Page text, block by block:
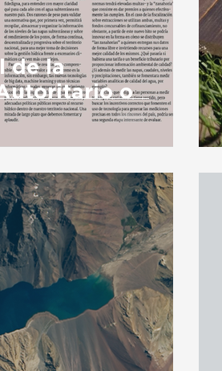
de la
o